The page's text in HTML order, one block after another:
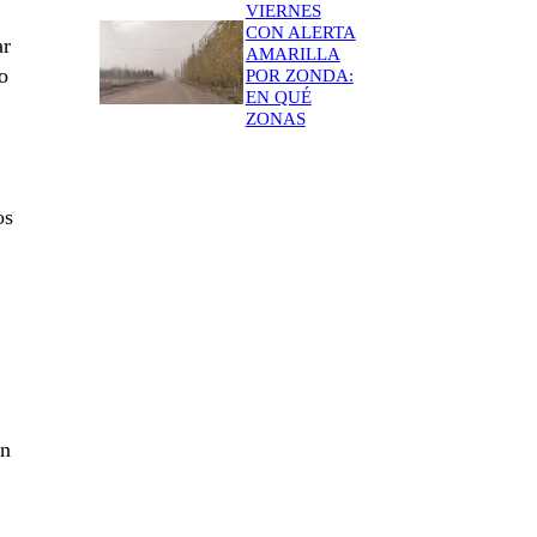
VIERNES
CON ALERTA
AMARILLA
POR ZONDA:
EN QUÉ
ZONAS